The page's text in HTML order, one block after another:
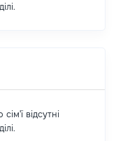
відсутні